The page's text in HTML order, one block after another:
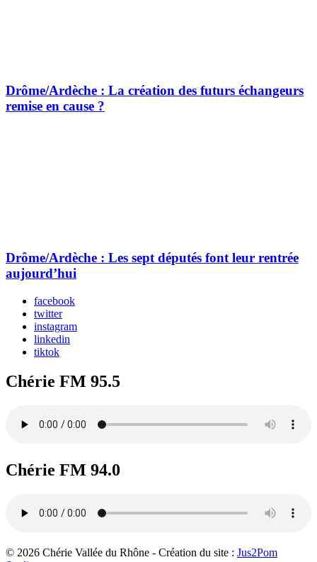
Drôme/Ardèche : La création des futurs échangeurs
remise en cause ?
Drôme/Ardèche : Les sept députés font leur rentrée
aujourd’hui
facebook
twitter
instagram
linkedin
tiktok
Chérie FM 95.5
Chérie FM 94.0
© 2026 Chérie Vallée du Rhône - Création du site : Jus2Pom